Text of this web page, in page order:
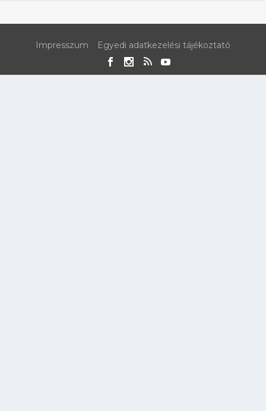
Impresszum Egyedi adatkezelési tájékoztató